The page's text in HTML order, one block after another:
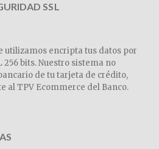
SSL
utilizamos encripta tus datos por
bits. Nuestro sistema no
de tu tarjeta de crédito,
al TPV Ecommerce del Banco.